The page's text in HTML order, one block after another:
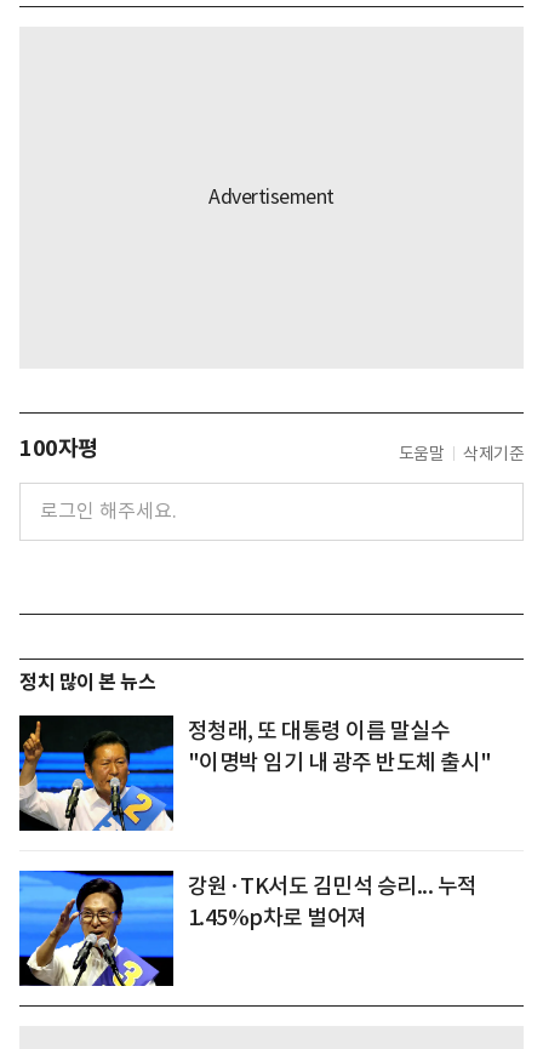
100자평 도움말 삭제기준
정치 많이 본 뉴스
정청래, 또 대통령 이름 말실수
"이명박 임기 내 광주 반도체 출시"
강원·TK서도 김민석 승리... 누적
1.45%p차로 벌어져